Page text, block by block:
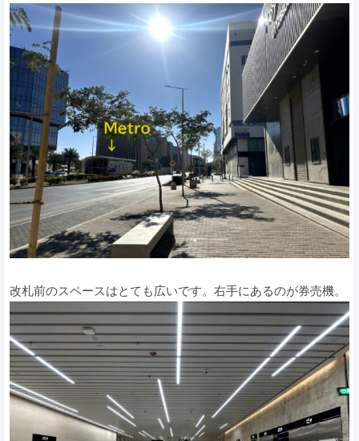
改札前のスペースはとても広いです。右手にあるのが券売機。